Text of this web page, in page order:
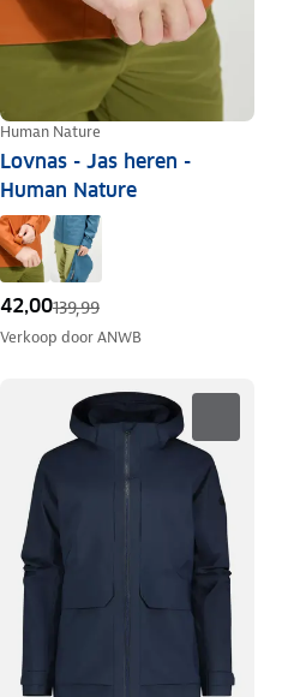
Human Nature
Lovnas - Jas heren -
Human Nature
42,00139,99
Verkoop doorANWB